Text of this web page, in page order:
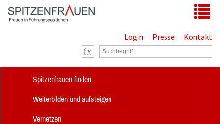
Zum Hauptinhalt springen
Login Presse Kontakt
Spitzenfrauen finden
Weiterbilden und aufsteigen
Vernetzen